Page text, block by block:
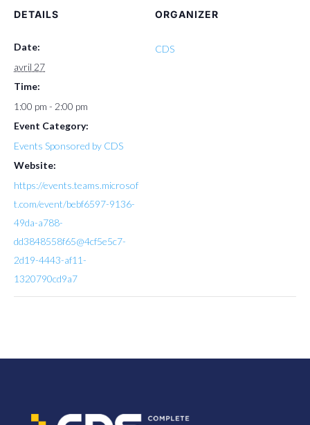
DETAILS
Date:
avril 27
Time:
1:00 pm - 2:00 pm
Event Category:
Events Sponsored by CDS
Website:
https://events.teams.microsof
t.com/event/bebf6597-9136-
49da-a788-
dd3848558f65@4cf5e5c7-
2d19-4443-af11-
1320790cd9a7
ORGANIZER
CDS